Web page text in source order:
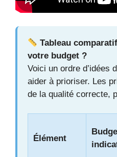
Tableau
votre budget ?
Voici un ordre d’idées
aider à prioriser. Les
de la qualité correcte,
Élément